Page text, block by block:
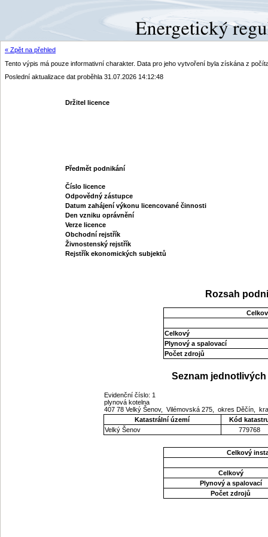
« Zpět na přehled
Tento výpis má pouze informativní charakter. Data pro jeho vytvoření byla získána z
Poslední aktualizace dat proběhla 31.07.2026 14:12:48
Držitel licence
Předmět podnikání
Číslo licence
Odpovědný zástupce
Datum zahájení výkonu licencované činnosti
Den vzniku oprávnění
Verze licence
Obchodní rejstřík
Živnostenský rejstřík
Rejstřík ekonomických subjektů
Rozsah
Celkový
Plynový a spalovací
Počet zdrojů
Seznam
Evidenční číslo: 1
plynová kotelna
407 78 Velký Šenov, Vilémovská 275, okres Děčín,
Katastrální území
Kód
Velký Šenov
779768
Celkový
Celkový
Plynový a spalovací
Počet zdrojů